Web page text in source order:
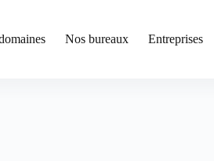
Nos bureaux Entreprises